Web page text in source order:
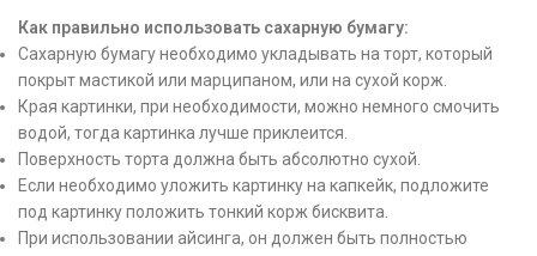
Как правильно использовать сахарную бумагу:
Сахарную бумагу необходимо укладывать на торт, который
покрыт мастикой или марципаном, или на сухой корж.
Края картинки, при необходимости, можно немного смочить
водой, тогда картинка лучше приклеится.
Поверхность торта должна быть абсолютно сухой.
Если необходимо уложить картинку на капкейк, подложите
под картинку положить тонкий корж бисквита.
При использовании айсинга, он должен быть полностью